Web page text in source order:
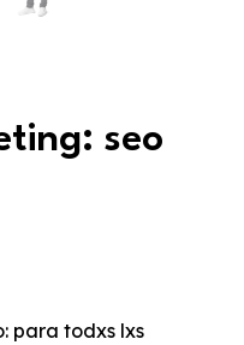
seo
para todxs lxs